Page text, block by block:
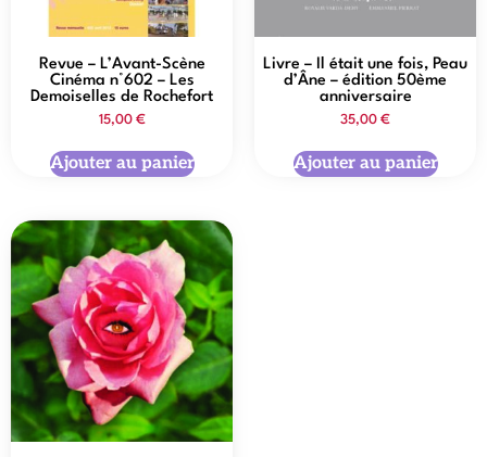
Revue – L’Avant-Scène
Cinéma n°602 – Les
Demoiselles de Rochefort
15,00 €
Ajouter au panier
Livre – Il était une fois, Peau
d’Âne – édition 50ème
anniversaire
35,00 €
Ajouter au panier